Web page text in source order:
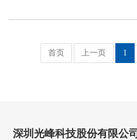
首页 上一页 1
深圳光峰科技股份有限公司